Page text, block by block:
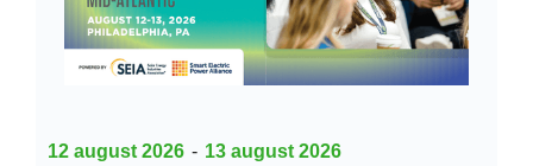
12 august 2026 - 13 august 2026